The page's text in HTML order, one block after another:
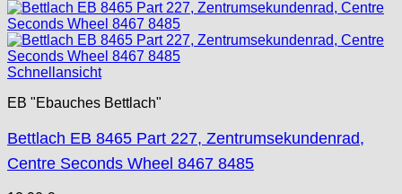
Schnellansicht
EB "Ebauches Bettlach"
Bettlach EB 8465 Part 227, Zentrumsekundenrad,
Centre Seconds Wheel 8467 8485